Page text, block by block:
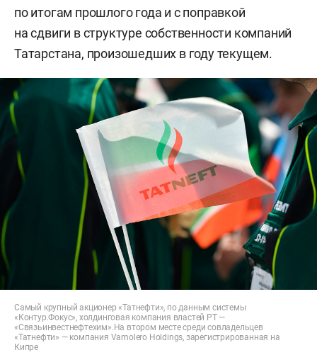
по итогам прошлого года и с поправкой
на сдвиги в структуре собственности компаний
Татарстана, произошедших в году текущем.
Самый крупный акционер «Татнефти», по данным системы
«Контур.Фокус», холдинговая компания властей РТ —
«Связьинвестнефтехим».На втором месте среди совладельцев
«Татнефти» — компания Vamolero Holdings, зарегистрированная на
Кипре